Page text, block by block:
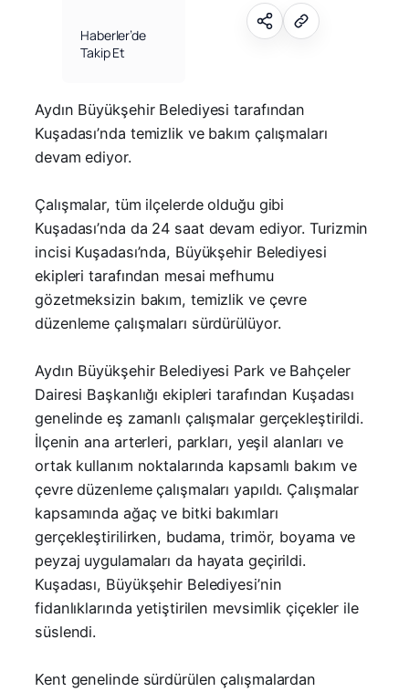
Haberler’de
Takip Et
Aydın Büyükşehir Belediyesi tarafından
Kuşadası’nda temizlik ve bakım çalışmaları
devam ediyor.
Çalışmalar, tüm ilçelerde olduğu gibi
Kuşadası’nda da 24 saat devam ediyor. Turizmin
incisi Kuşadası’nda, Büyükşehir Belediyesi
ekipleri tarafından mesai mefhumu
gözetmeksizin bakım, temizlik ve çevre
düzenleme çalışmaları sürdürülüyor.
Aydın Büyükşehir Belediyesi Park ve Bahçeler
Dairesi Başkanlığı ekipleri tarafından Kuşadası
genelinde eş zamanlı çalışmalar gerçekleştirildi.
İlçenin ana arterleri, parkları, yeşil alanları ve
ortak kullanım noktalarında kapsamlı bakım ve
çevre düzenleme çalışmaları yapıldı. Çalışmalar
kapsamında ağaç ve bitki bakımları
gerçekleştirilirken, budama, trimör, boyama ve
peyzaj uygulamaları da hayata geçirildi.
Kuşadası, Büyükşehir Belediyesi’nin
fidanlıklarında yetiştirilen mevsimlik çiçekler ile
süslendi.
Kent genelinde sürdürülen çalışmalardan